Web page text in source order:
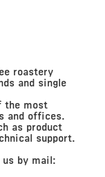
roastery
and single
the most
and offices.
as product
support.
by mail: